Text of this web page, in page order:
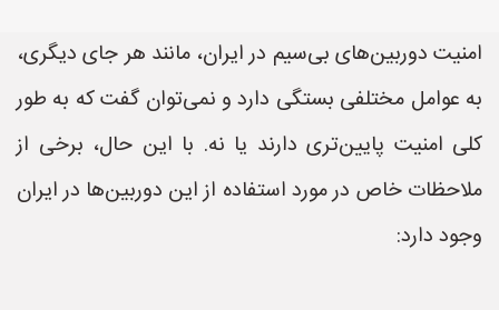
امنیت دوربین‌های بی‌سیم در ایران، مانند هر جای دیگری،
به عوامل مختلفی بستگی دارد و نمی‌توان گفت که به طور
کلی امنیت پایین‌تری دارند یا نه. با این حال، برخی از
ملاحظات خاص در مورد استفاده از این دوربین‌ها در ایران
وجود دارد: